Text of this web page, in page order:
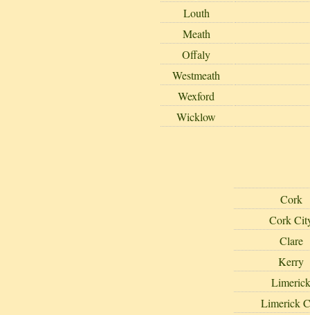
Louth
Meath
Offaly
Westmeath
Wexford
Wicklow
Cork
Cork
Clare
Kerry
Limerick